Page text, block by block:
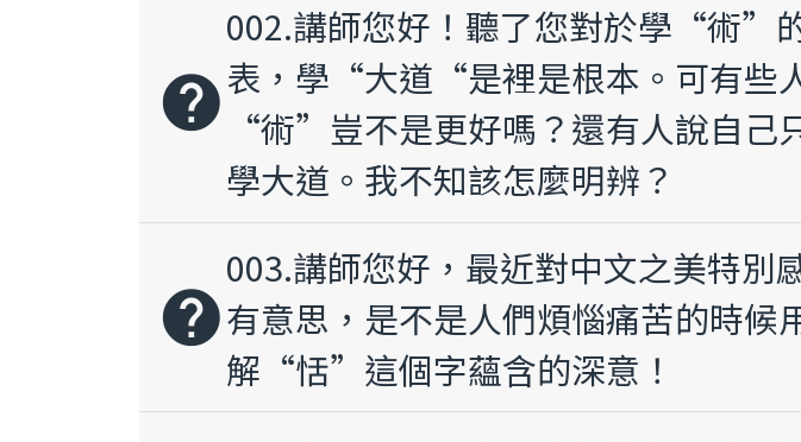
help
002.講師您好！聽了您對於學“術”
表，學“大道“是裡是根本。可有些
“術”豈不是更好嗎？還有人說自
學大道。我不知該怎麼明辨？
help
003.講師您好，最近對中文之美特
有意思，是不是人們煩惱痛苦的時候
解“恬”這個字蘊含的深意！